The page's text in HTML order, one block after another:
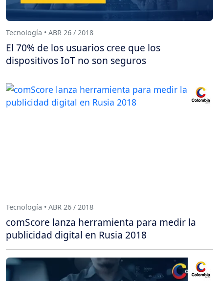
Tecnología • ABR 26 / 2018
El 70% de los usuarios cree que los
dispositivos IoT no son seguros
Tecnología • ABR 26 / 2018
comScore lanza herramienta para medir la
publicidad digital en Rusia 2018